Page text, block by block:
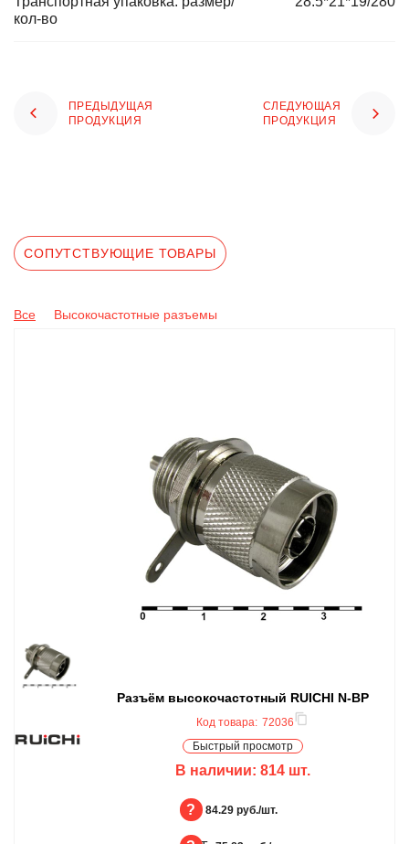
кол-во
ПРЕДЫДУЩАЯ
ПРОДУКЦИЯ
СЛЕДУЮЩАЯ
ПРОДУКЦИЯ
СОПУТСТВУЮЩИЕ ТОВАРЫ
Все Высокочастотные разъемы
Разъём высокочастотный RUICHI N-BP
Код товара: 72036
Быстрый просмотр
В наличии: 814 шт.
БЦ: 84.29 руб./шт.